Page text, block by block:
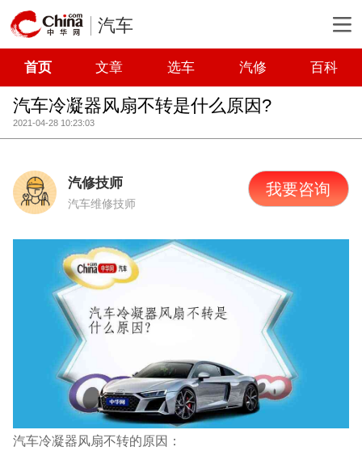
汽车
首页 文章 选车 汽修 百科
汽车冷凝器风扇不转是什么原因?
2021-04-28 10:23:03
汽修技师
汽车维修技师
我要咨询
汽车冷凝器风扇不转的原因：